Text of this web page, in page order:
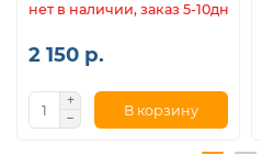
нет в наличии, заказ 5-10дн.
2 150 р.
В корзину